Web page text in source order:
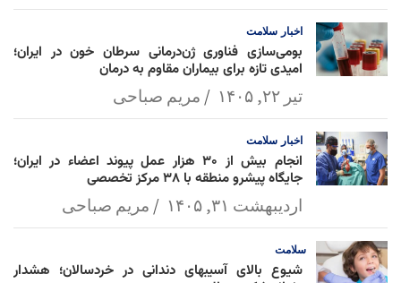
p
k
l
اخبار سلامت
بومی‌سازی فناوری ژن‌درمانی سرطان خون در ایران؛
امیدی تازه برای بیماران مقاوم به درمان
تیر ۲۲, ۱۴۰۵ مریم صباحی
اخبار سلامت
انجام بیش از ۳۰ هزار عمل پیوند اعضاء در ایران؛
جایگاه پیشرو منطقه با ۳۸ مرکز تخصصی
اردیبهشت ۳۱, ۱۴۰۵ مریم صباحی
سلامت
شیوع بالای آسیبهای دندانی در خردسالان؛ هشدار